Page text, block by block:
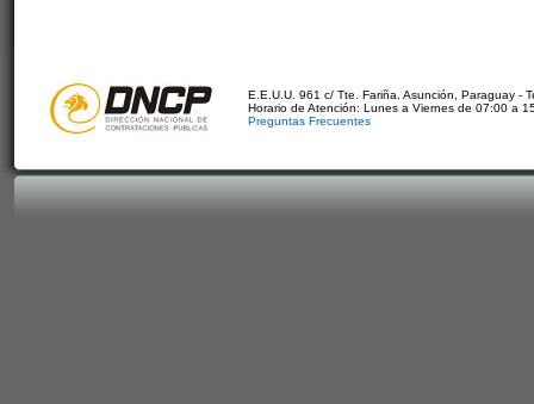
E.E.U.U. 961 c/ Tte. Fariña. Asunción, Paraguay -
Horario de Atención: Lunes a Viernes de 07:00 a
Preguntas Frecuentes